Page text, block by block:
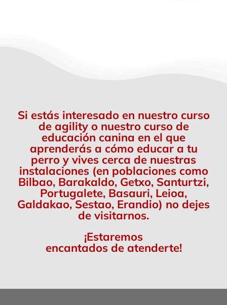
Si estás interesado en nuestro curso
de agility o nuestro curso de
educación canina en el que
aprenderás a cómo educar a tu
perro y vives cerca de nuestras
instalaciones (en poblaciones como
Bilbao, Barakaldo, Getxo, Santurtzi,
Portugalete, Basauri, Leioa,
Galdakao, Sestao, Erandio) no dejes
de visitarnos.
¡Estaremos
encantados de atenderte!